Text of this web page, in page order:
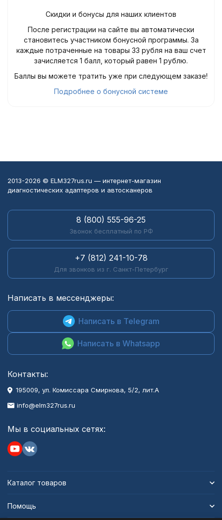
Скидки и бонусы для наших клиентов
После регистрации на сайте вы автоматически
становитесь участником бонусной программы. За
каждые потраченные на товары 33 рубля на ваш счет
зачисляется 1 балл, который равен 1 рублю.
Баллы вы можете тратить уже при следующем заказе!
Подробнее о бонусной системе
2013-2026 © ELM327rus.ru — интернет-магазин
диагностических адаптеров и автосканеров
8 (800) 555-96-25
Звонок бесплатный по РФ
+7 (812) 241-10-78
Для звонков из г. Санкт-Петербург
Написать в мессенджеры:
Написать в Telegram
Написать в Whatsapp
Контакты:
195009, ул. Комиссара Смирнова, 5/2, лит.А
info@elm327rus.ru
Мы в социальных сетях:
Каталог товаров
Помощь